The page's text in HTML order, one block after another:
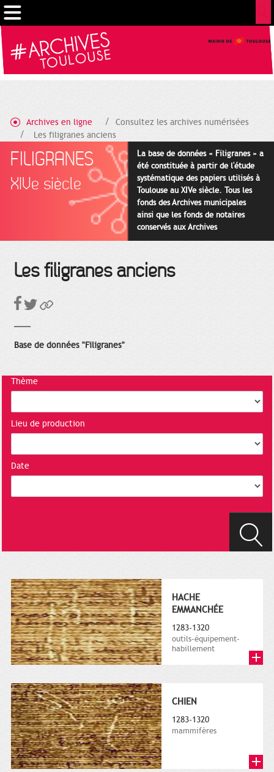
Archives en ligne
Consultez les archives numérisées
Les filigranes anciens
FILIGRANES
XIVe siècle
La base de données « Filigranes » a
été constituée à partir de l'étude
systématique des papiers utilisés à
Toulouse au XIVe siècle. Tous les
fonds des Archives municipales
ainsi que les fonds de notaires
conservés aux Archives
départementales pour cette
Les filigranes anciens
Base de données "Filigranes"
Thème
Lieu de production
Date
HACHE
EMMANCHÉE
1283-1320
outils-équipement-
habillement
CHIEN
1283-1320
mammifères
Gestion de vos préférences sur les cookies